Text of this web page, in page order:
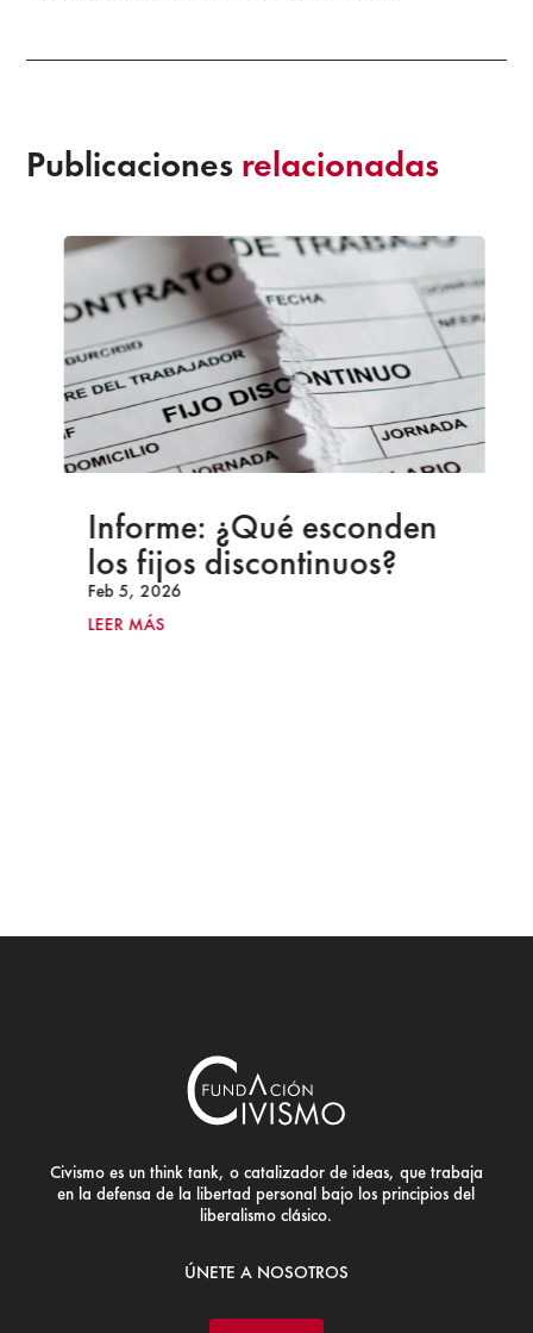
Publicaciones relacionadas
Informe: ¿Qué esconden
los fijos discontinuos?
Feb 5, 2026
LEER MÁS
Civismo es un think tank, o catalizador de ideas, que trabaja
en la defensa de la libertad personal bajo los principios del
liberalismo clásico.
ÚNETE A NOSOTROS